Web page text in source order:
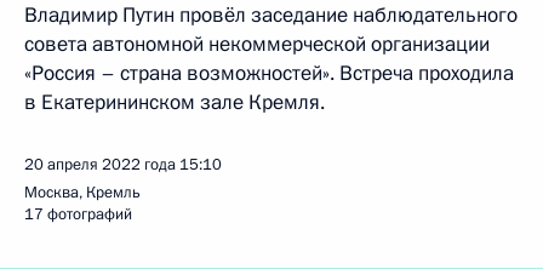
Владимир Путин провёл заседание наблюдательного
совета автономной некоммерческой организации
«Россия – страна возможностей». Встреча проходила
в Екатерининском зале Кремля.
20 апреля 2022 года 15:10
Москва, Кремль
17 фотографий